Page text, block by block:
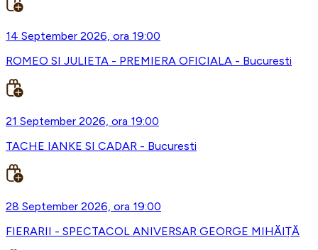
14 September 2026, ora 19:00
ROMEO SI JULIETA - PREMIERA OFICIALA - Bucuresti
21 September 2026, ora 19:00
TACHE IANKE SI CADAR - Bucuresti
28 September 2026, ora 19:00
FIERARII - SPECTACOL ANIVERSAR GEORGE MIHĂIȚĂ